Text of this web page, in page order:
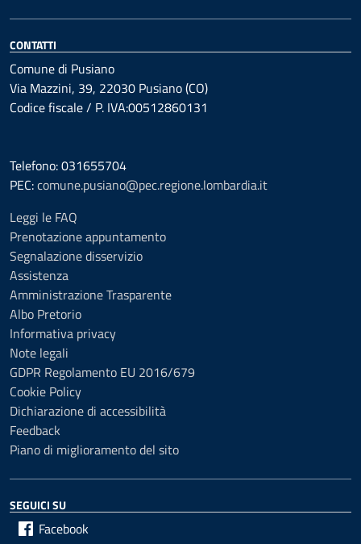
CONTATTI
Comune di Pusiano
Via Mazzini, 39, 22030 Pusiano (CO)
Codice fiscale / P. IVA:00512860131
Telefono: 031655704
PEC:comune.pusiano@pec.regione.lombardia.it
Leggi le FAQ
Prenotazione appuntamento
Segnalazione disservizio
Assistenza
Amministrazione Trasparente
Albo Pretorio
Informativa privacy
Note legali
GDPR Regolamento EU 2016/679
Cookie Policy
Dichiarazione di accessibilità
Feedback
Piano di miglioramento del sito
SEGUICI SU
Facebook